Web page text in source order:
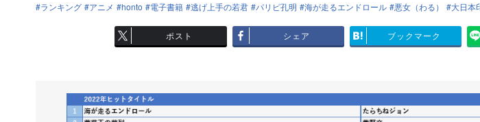
ランキング
アニメ honto 電子書籍 逃げ上手の若君 パリピ孔明 海が走るエンドロール 悪女（わる） 大日本
ポスト シェア ブックマーク